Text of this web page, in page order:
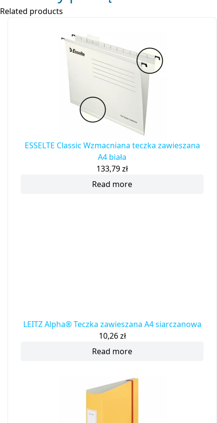
Related products
ESSELTE Classic Wzmacniana teczka zawieszana
A4 biała
133,79zł
Read more
LEITZ Alpha® Teczka zawieszana A4 siarczanowa
10,26zł
Read more